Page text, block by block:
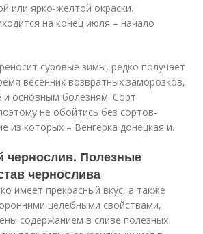
или ярко-желтой окраски.
на конец июля – начало
суровые зимы, редко получает
весенних возвратных заморозков,
и основным болезням. Сорт
не обойтись без сортов-
из которых – Венгерка донецкая и.
Полезные
чернослива
имеет прекрасный вкус, а также
целебными свойствами,
содержанием в сливе полезных